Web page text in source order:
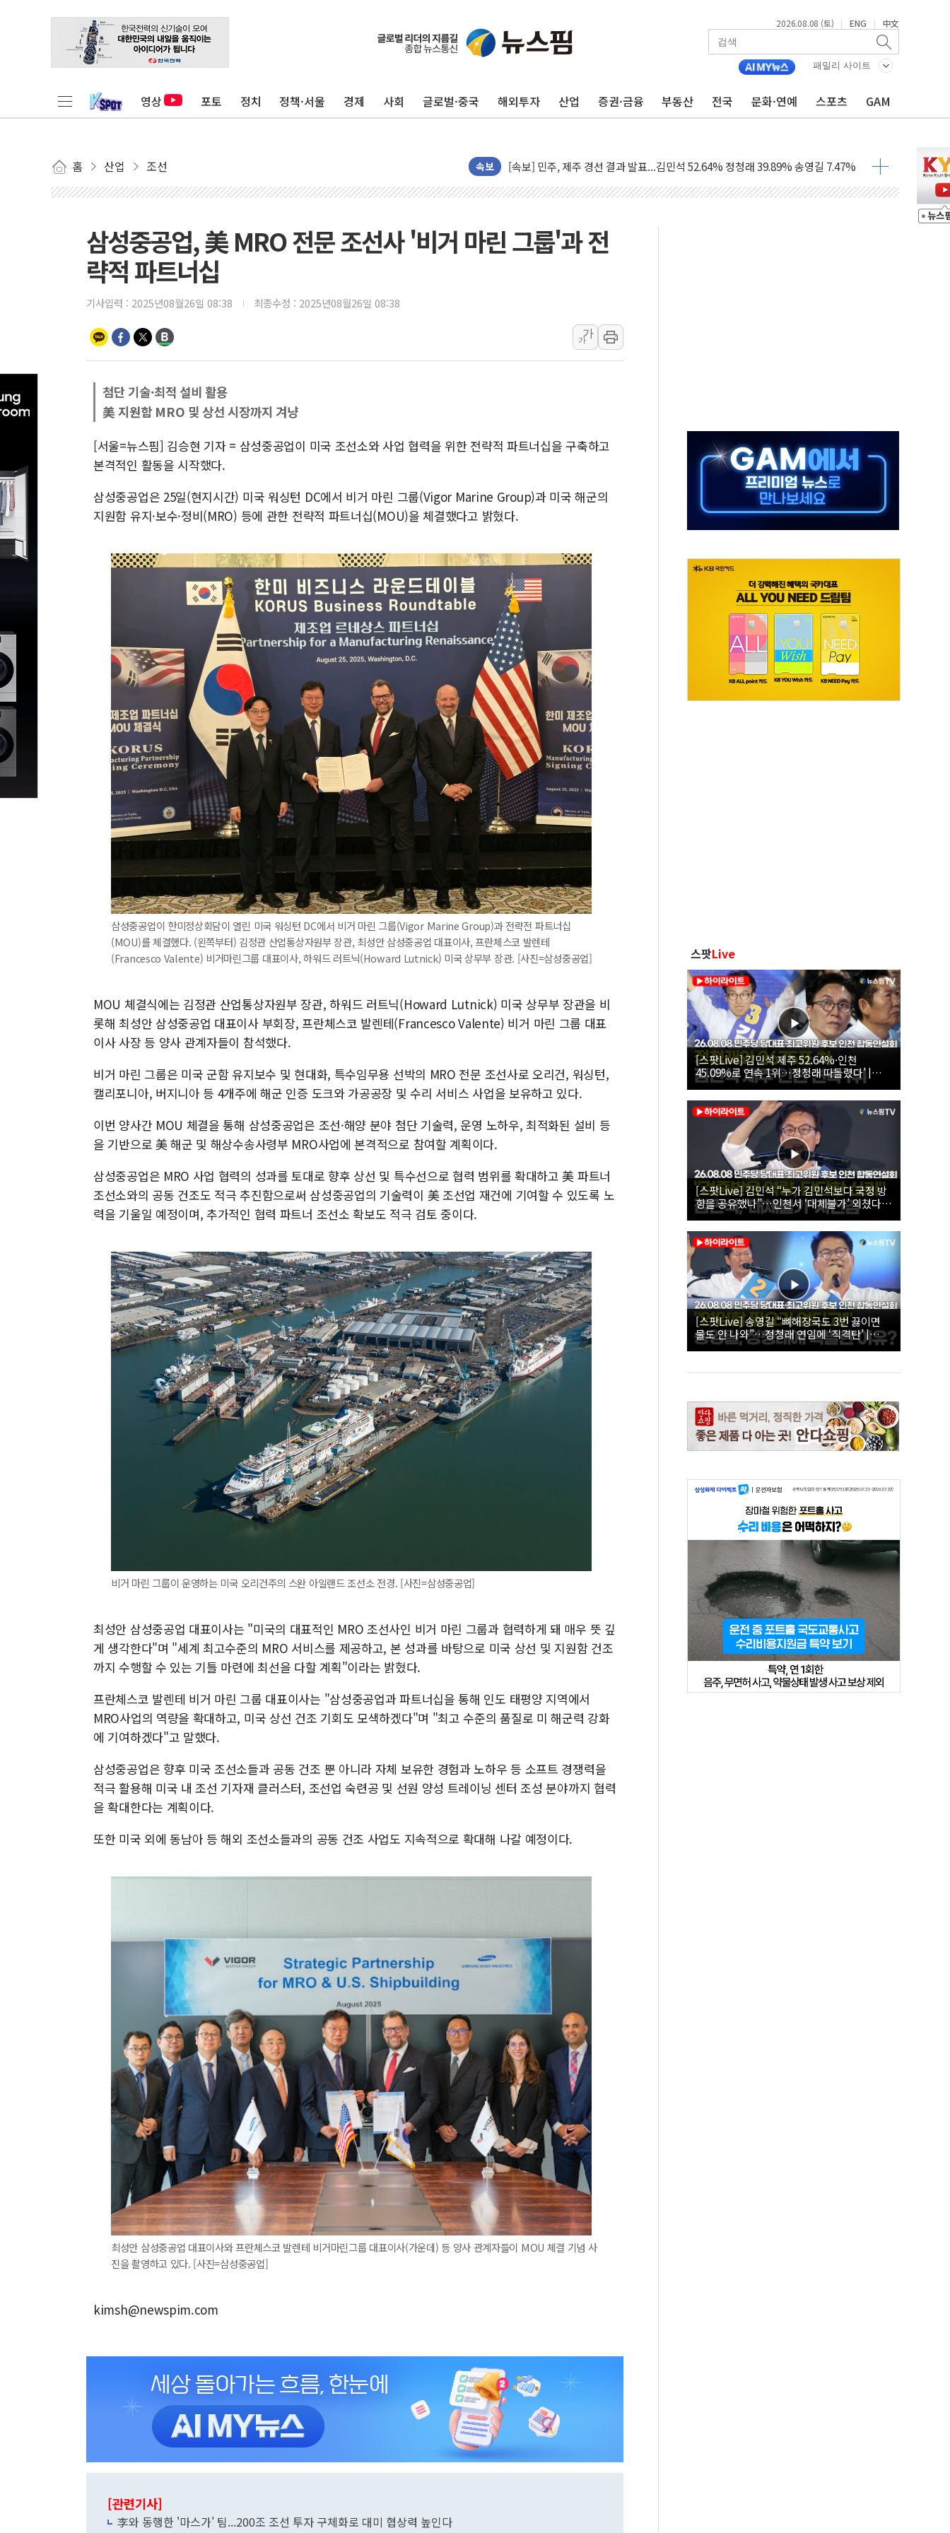
2026.08.08 (토) | ENG | 中文
패밀리 사이트
영상 포토 정치 정책·서울 경제 사회 글로벌·중국 해외투자 산업 증권·금융 부동산 전국 문화·연예 스포츠 GAM
홈 산업 조선 속보
[속보] 민주, 제주·인천 경선 결과 발표...김민석 47.75% 정청래 42.08%
[속보] 민주, 인천 경선 결과 발표...김민석 45.09% 정청래 43.27% 송영길 11.63%
이번주 국내 주요 금융일정(8.10~8.14)
美, 이란전 출구전략 만지작…공습 한계·탄약 부족 현실화
폐기물 수거하다 참변…60대 환경미화원 수거차에 치여 사망
서울 중랑구 주택가서 흉기 난동…60대 남성 2명 숨져
인천 선재도 갯벌서 해루질 중 실종 60대 나흘만에 숨진 채 발견
인천서 말다툼 중 어머니 흉기 살해 10대 아들 체포
연일 폭염에 온열질환 사망 23명…정부, 비상대응기구 가동
中 전방위 아파트 부양, 수도 베이징도 부동산 규제 철폐
인제 용대리 계곡서 수위 상승으로 피서객 7명 고립…전원 구조
삼성중공업, 美 MRO 전문 조선사 '비거 마린 그룹'과 전
략적 파트너십
기사입력 : 2025년08월26일 08:38 최종수정 : 2025년08월26일 08:38
가
가
첨단 기술·최적 설비 활용
美 지원함 MRO 및 상선 시장까지 겨냥
[서울=뉴스핌] 김승현 기자 = 삼성중공업이 미국 조선소와 사업 협력을 위한 전략적 파트너십을 구축하고
본격적인 활동을 시작했다.
삼성중공업은 25일(현지시간) 미국 워싱턴 DC에서 비거 마린 그룹(Vigor Marine Group)과 미국 해군의
지원함 유지·보수·정비(MRO) 등에 관한 전략적 파트너십(MOU)을 체결했다고 밝혔다.
삼성중공업이 한미정상회담이 열린 미국 워싱턴 DC에서 비거 마린 그룹(Vigor Marine Group)과 전략전 파트너십
(MOU)를 체결했다. (왼쪽부터) 김정관 산업통상자원부 장관, 최성안 삼성중공업 대표이사, 프란체스코 발렌테
(Francesco Valente) 비거마린그룹 대표이사, 하워드 러트닉(Howard Lutnick) 미국 상무부 장관. [사진=삼성중공업]
MOU 체결식에는 김정관 산업통상자원부 장관, 하워드 러트닉(Howard Lutnick) 미국 상무부 장관을 비
롯해 최성안 삼성중공업 대표이사 부회장, 프란체스코 발렌테(Francesco Valente) 비거 마린 그룹 대표
이사 사장 등 양사 관계자들이 참석했다.
비거 마린 그룹은 미국 군함 유지보수 및 현대화, 특수임무용 선박의 MRO 전문 조선사로 오리건, 워싱턴,
캘리포니아, 버지니아 등 4개주에 해군 인증 도크와 가공공장 및 수리 서비스 사업을 보유하고 있다.
이번 양사간 MOU 체결을 통해 삼성중공업은 조선·해양 분야 첨단 기술력, 운영 노하우, 최적화된 설비 등
을 기반으로 美 해군 및 해상수송사령부 MRO사업에 본격적으로 참여할 계획이다.
삼성중공업은 MRO 사업 협력의 성과를 토대로 향후 상선 및 특수선으로 협력 범위를 확대하고 美 파트너
조선소와의 공동 건조도 적극 추진함으로써 삼성중공업의 기술력이 美 조선업 재건에 기여할 수 있도록 노
력을 기울일 예정이며, 추가적인 협력 파트너 조선소 확보도 적극 검토 중이다.
비거 마린 그룹이 운영하는 미국 오리건주의 스완 아일랜드 조선소 전경. [사진=삼성중공업]
최성안 삼성중공업 대표이사는 "미국의 대표적인 MRO 조선사인 비거 마린 그룹과 협력하게 돼 매우 뜻 깊
게 생각한다"며 "세계 최고수준의 MRO 서비스를 제공하고, 본 성과를 바탕으로 미국 상선 및 지원함 건조
까지 수행할 수 있는 기틀 마련에 최선을 다할 계획"이라는 밝혔다.
프란체스코 발렌테 비거 마린 그룹 대표이사는 "삼성중공업과 파트너십을 통해 인도 태평양 지역에서
MRO사업의 역량을 확대하고, 미국 상선 건조 기회도 모색하겠다"며 "최고 수준의 품질로 미 해군력 강화
에 기여하겠다"고 말했다.
삼성중공업은 향후 미국 조선소들과 공동 건조 뿐 아니라 자체 보유한 경험과 노하우 등 소프트 경쟁력을
적극 활용해 미국 내 조선 기자재 클러스터, 조선업 숙련공 및 선원 양성 트레이닝 센터 조성 분야까지 협력
을 확대한다는 계획이다.
또한 미국 외에 동남아 등 해외 조선소들과의 공동 건조 사업도 지속적으로 확대해 나갈 예정이다.
최성안 삼성중공업 대표이사와 프란체스코 발렌테 비거마린그룹 대표이사(가운데) 등 양사 관계자들이 MOU 체결 기념 사
진을 촬영하고 있다. [사진=삼성중공업]
kimsh@newspim.com
[관련기사]
李와 동행한 '마스가' 팀...200조 조선 투자 구체화로 대미 협상력 높인다
스팟Live
[스팟Live] 김민석 제주 52.64%·인천
45.09%로 연속 1위…정청래 따돌렸다’ |
26.08.08 더불어민주당 당대표·최고위원 후
보 인천 합동연설회
[스팟Live] 김민석 “누가 김민석보다 국정 방
향을 공유했나”…인천서 ‘대체불가’ 외쳤다 |
26.08.08 더불어민주당 당대표·최고위원 후
보 인천 합동연설회
[스팟Live] 송영길 “뼈해장국도 3번 끓이면
물도 안 나와”…정청래 연임에 ‘직격탄’ |
26.08.08 더불어민주당 당대표·최고위원 후